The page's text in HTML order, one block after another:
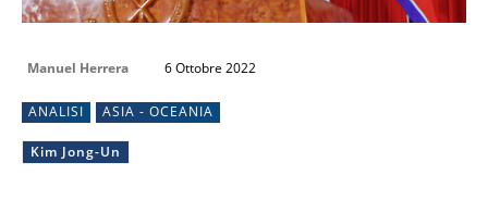
Manuel Herrera 6 Ottobre 2022
ANALISI ASIA - OCEANIA
Kim Jong-Un